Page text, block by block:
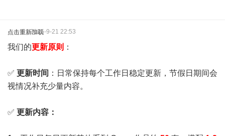
点击重新加载2025-9-21 22:53
我们的更新原则 ：
✅ 更新时间 ：日常保持每个工作日稳定更新，节假日期间会
视情况补充少量内容。
✅ 更新内容：